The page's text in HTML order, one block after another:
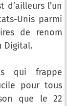
d’ailleurs l’un
Unis parmi
de renom
Digital.
qui frappe
pour tous
que le 22